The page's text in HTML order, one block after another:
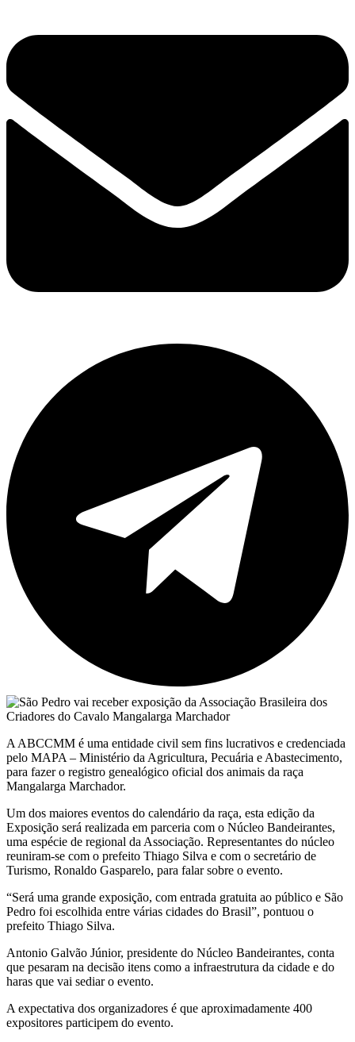
A ABCCMM é uma entidade civil sem fins lucrativos e credenciada
pelo MAPA – Ministério da Agricultura, Pecuária e Abastecimento,
para fazer o registro genealógico oficial dos animais da raça
Mangalarga Marchador.
Um dos maiores eventos do calendário da raça, esta edição da
Exposição será realizada em parceria com o Núcleo Bandeirantes,
uma espécie de regional da Associação. Representantes do núcleo
reuniram-se com o prefeito Thiago Silva e com o secretário de
Turismo, Ronaldo Gasparelo, para falar sobre o evento.
“Será uma grande exposição, com entrada gratuita ao público e São
Pedro foi escolhida entre várias cidades do Brasil”, pontuou o
prefeito Thiago Silva.
Antonio Galvão Júnior, presidente do Núcleo Bandeirantes, conta
que pesaram na decisão itens como a infraestrutura da cidade e do
haras que vai sediar o evento.
A expectativa dos organizadores é que aproximadamente 400
expositores participem do evento.